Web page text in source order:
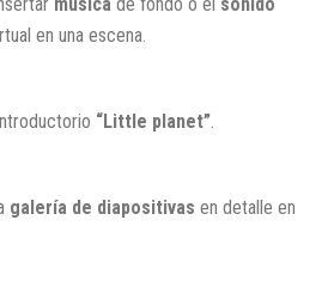
en una escena.
“Little planet”
galería de diapositivas en detalle en